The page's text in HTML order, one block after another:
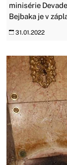
minisérie
Bejbaka je v
31.01.2022